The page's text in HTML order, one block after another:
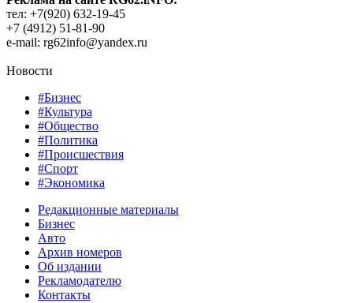
тел: +7(920) 632-19-45
+7 (4912) 51-81-90
e-mail: rg62info@yandex.ru
Новости
#Бизнес
#Культура
#Общество
#Политика
#Происшествия
#Спорт
#Экономика
Редакционные материалы
Бизнес
Авто
Архив номеров
Об издании
Рекламодателю
Контакты